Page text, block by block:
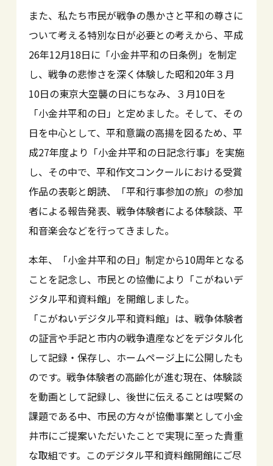
また、私たち市民が戦争の愚かさと平和の尊さに
ついて考える特別な日が必要との考えから、平成
26年12月18日に「小金井平和の日条例」を制定
し、戦争の悲惨さを深く体験した昭和20年３月
10日の東京大空襲の日にちなみ、３月10日を
「小金井平和の日」と定めました。そして、その
日を中心として、平和意識の高揚を図るため、平
成27年度より「小金井平和の日記念行事」を実施
し、その中で、平和作文コンクールにおける受賞
作品の表彰と朗読、「平和行事参加の旅」の参加
者による報告発表、戦争体験者による体験談、平
和音楽会などを行ってきました。
本年、「小金井平和の日」制定から10周年となる
ことを記念し、市民との協働により「こがねいデ
ジタル平和資料館」を開館しました。
「こがねいデジタル平和資料館」は、戦争体験者
の証言や手記と市内の戦争遺産などをデジタル化
して記録・保存し、ホームページ上に公開したも
のです。戦争体験者の高齢化が進む現在、体験談
を動画として記録し、後世に伝えることは喫緊の
課題である中、市民の方々が協働事業として小金
井市にご提案いただいたことで実現に至った貴重
な取組です。このデジタル平和資料館開館にご尽